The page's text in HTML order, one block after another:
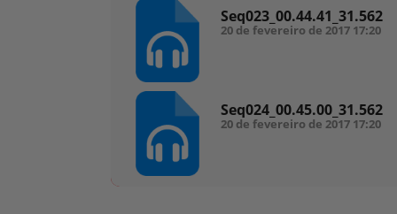
Seq023_00.44.41_31.562
20 de fevereiro de 2017 17:20
Seq024_00.45.00_31.562
20 de fevereiro de 2017 17:20